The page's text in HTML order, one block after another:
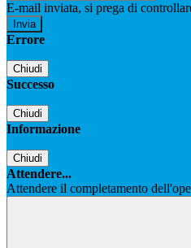
E-mail inviata, si prega di
Errore
Chiudi
Successo
Chiudi
Informazione
Chiudi
Attendere...
Attendere il completamento